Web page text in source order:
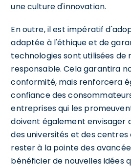
une culture d'innovation.
En outre, il est impératif
adaptée à l'éthique et de
technologies sont utilisées de
responsable. Cela garantira
conformité, mais renforcera
confiance des
entreprises qui les
doivent également envisager
des universités et des
rester à la pointe des
bénéficier de nouvelles idées